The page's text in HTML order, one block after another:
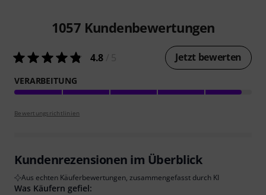
1057 Kundenbewertungen
4.8 Jetzt bewerten
VERARBEITUNG
Bewertungsrichtlinien
Kundenrezensionen im Überblick
Aus echten Käuferbewertungen, zusammengefasst durch KI
Was Käufern gefiel: